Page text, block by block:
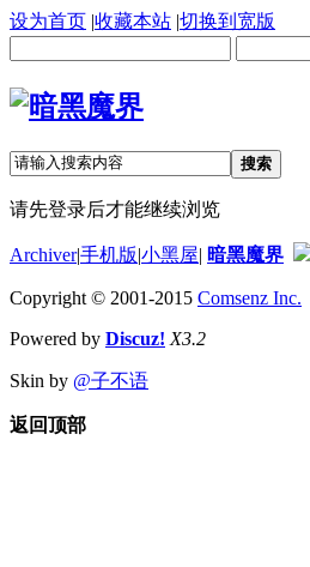
设为首页 |收藏本站 |切换到宽版
搜索
请先登录后才能继续浏览
Archiver|手机版|小黑屋| 暗黑魔界
Copyright © 2001-2015 Comsenz Inc.
Powered by Discuz! X3.2
Skin by @子不语
返回顶部